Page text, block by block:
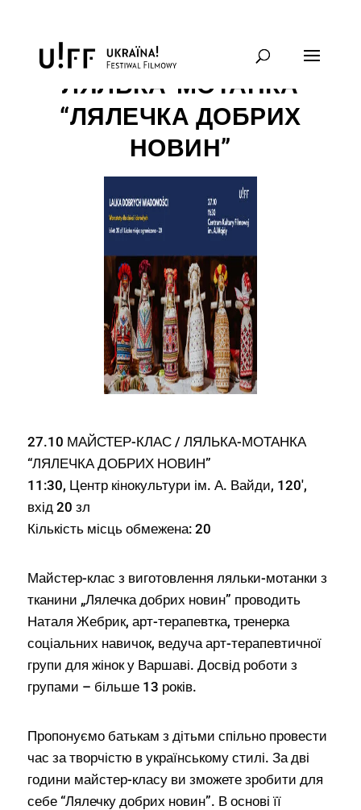
МАЙСТЕР-КЛАС /
ЛЯЛЬКА-МОТАНКА
“ЛЯЛЕЧКА ДОБРИХ
НОВИН”
27.10 МАЙСТЕР-КЛАС / ЛЯЛЬКА-МОТАНКА
“ЛЯЛЕЧКА ДОБРИХ НОВИН”
11:30, Центр кінокультури ім. А. Вайди, 120′,
вхід 20 зл
Кількість місць обмежена: 20
Майстер-клас з виготовлення ляльки-мотанки з
тканини „Лялечка добрих новин” проводить
Наталя Жебрик, арт-терапевтка, тренерка
соціальних навичок, ведуча арт-терапевтичної
групи для жінок у Варшаві. Досвід роботи з
групами – більше 13 років.
Пропонуємо батькам з дітьми спільно провести
час за творчістю в українському стилі. За дві
години майстер-класу ви зможете зробити для
себе “Лялечку добрих новин”. В основі її